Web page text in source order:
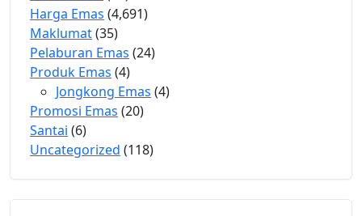
Harga Emas (4,691)
Maklumat(35)
Pelaburan Emas (24)
Produk Emas (4)
Jongkong Emas (4)
Promosi Emas (20)
Santai (6)
Uncategorized (118)